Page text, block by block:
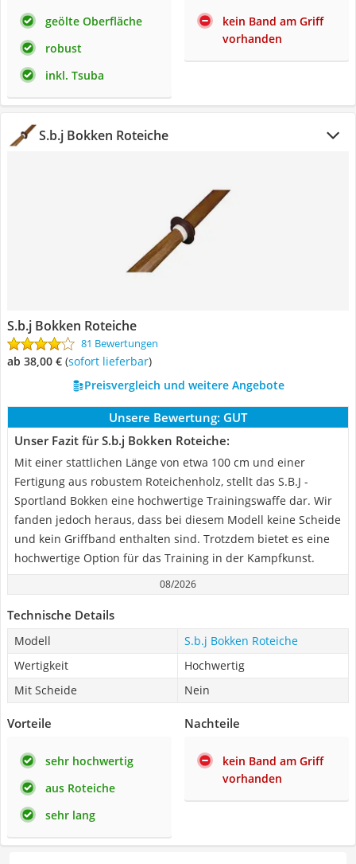
geölte Oberfläche
robust
inkl. Tsuba
kein Band am Griff
vorhanden
S.b.j Bokken Roteiche
S.b.j Bokken Roteiche
81 Bewertungen
ab 38,00 € ( Sofort lieferbar)
Preisvergleich und weitere Angebote
Unsere Bewertung: GUT
Unser Fazit für S.b.j Bokken Roteiche:
Mit einer stattlichen Länge von etwa 100 cm und einer
Fertigung aus robustem Roteichenholz, stellt das S.B.J -
Sportland Bokken eine hochwertige Trainingswaffe dar. Wir
fanden jedoch heraus, dass bei diesem Modell keine Scheide
und kein Griffband enthalten sind. Trotzdem bietet es eine
hochwertige Option für das Training in der Kampfkunst.
08/2026
Technische Details
Modell
S.b.j Bokken Roteiche
Wertigkeit
Hochwertig
Mit Scheide
Nein
Vorteile
sehr hochwertig
aus Roteiche
sehr lang
Nachteile
kein Band am Griff
vorhanden